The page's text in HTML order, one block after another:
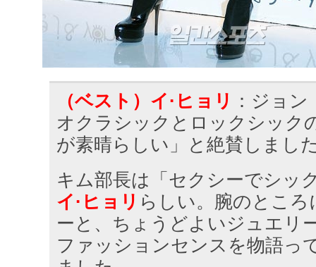
（ベスト）イ·ヒョリ ：ジョ
オクラシックとロックシック
が素晴らしい」と絶賛しまし
キム部長は「セクシーでシッ
イ·ヒョリ らしい。腕のとこ
ーと、ちょうどよいジュエリ
ファッションセンスを物語っ